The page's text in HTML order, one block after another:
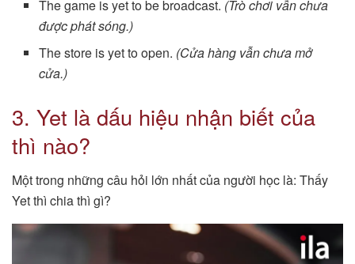
The game is yet to be broadcast. (Trò chơi vẫn chưa
được phát sóng.)
The store is yet to open. (Cửa hàng vẫn chưa mở
cửa.)
3. Yet là dấu hiệu nhận biết của
thì nào?
Một trong những câu hỏi lớn nhất của người học là: Thấy
Yet thì chia thì gì?